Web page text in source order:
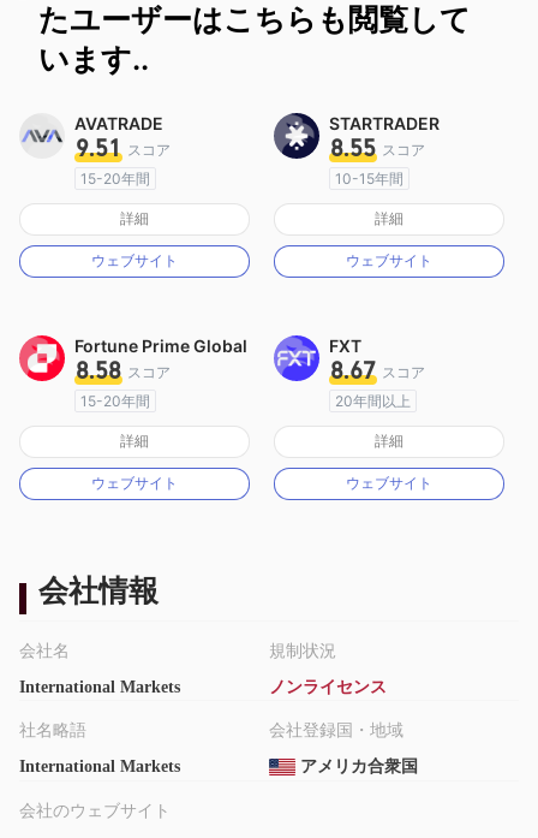
たユーザーはこちらも閲覧して
います..
AVATRADE
9.51 スコア
15-20年間
オーストラリア規制
マーケットメイキングライセンス（MM）
MT4フルライセンス
詳細
ウェブサイト
STARTRADER
8.55 スコア
10-15年間
オーストラリア規制
マーケットメイキングライセンス（MM）
MT4フルライセンス
詳細
ウェブサイト
Fortune Prime Global
8.58 スコア
15-20年間
オーストラリア規制
マーケットメイキングライセンス（MM）
MT4フルライセンス
詳細
ウェブサイト
FXT
8.67 スコア
20年間以上
オーストラリア規制
マーケットメイキングライセンス（MM）
MT4フルライセンス
詳細
ウェブサイト
会社情報
会社名
International Markets
社名略語
International Markets
規制状況
ノンライセンス
会社登録国・地域
アメリカ合衆国
会社のウェブサイト